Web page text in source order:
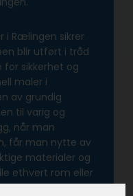
i Rælingen sikrer
blir utført i tråd
sikkerhet og
maler i
av grundig
til varig og
når man
får man nytte av
materialer og
ethvert rom eller